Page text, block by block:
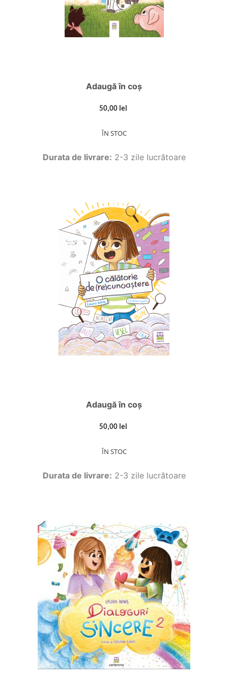
Adaugă în coș
50,00 lei
ÎN STOC
Durata de livrare: 2-3 zile lucrătoare
Adaugă în coș
50,00 lei
ÎN STOC
Durata de livrare: 2-3 zile lucrătoare